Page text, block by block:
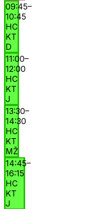
09:45–
10:45
HC
KT
D
11:00–
12:00
HC
KT
J
13:30–
14:30
HC
KT
MŽ
14:45–
16:15
HC
KT
J